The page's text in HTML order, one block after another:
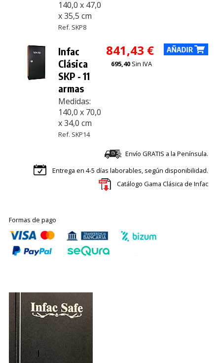
140,0 x 47,0
x 35,5 cm
Ref. SKP8
Infac
Clásica
SKP - 11
armas
Medidas:
140,0 x 70,0
x 34,0 cm
Ref. SKP14
841,43 €
695,40 Sin IVA
Envío GRATIS a la Península.
Entrega en 4-5 días laborables, según disponibilidad.
Catálogo Gama Clásica de Infac
Formas de pago